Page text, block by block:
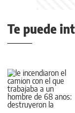
Te puede